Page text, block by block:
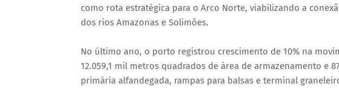
como rota estratégica para o Arco Norte, viabilizando a
dos rios Amazonas e Solimões.
No último ano, o porto registrou crescimento de 10% na
12.059,1 mil metros quadrados de área de armazenamento e
primária alfandegada, rampas para balsas e terminal